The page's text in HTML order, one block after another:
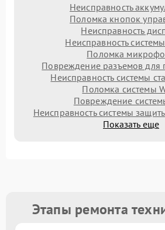
Неисправность
Поломка кнопок
Неисправность
Неисправность
Поломка
Повреждение разъемов для
Неисправность системы
Поломка системы
Повреждение
Неисправность системы
Показать еще
Этапы ремонта